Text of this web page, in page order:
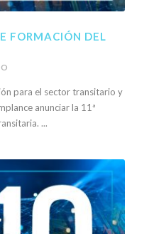
FORMACIÓN DEL
para el sector transitario y
anunciar la 11ª
...